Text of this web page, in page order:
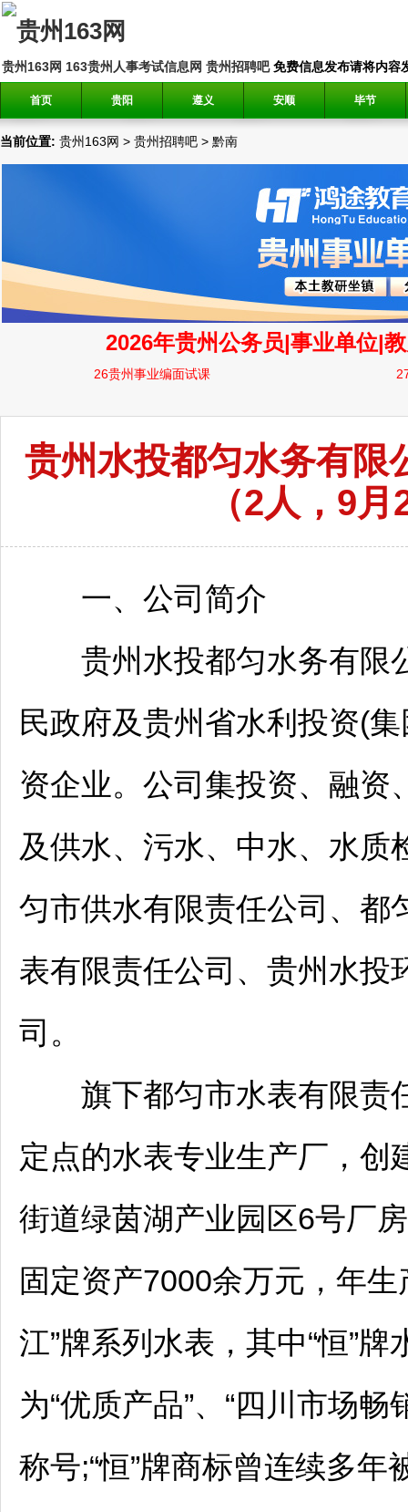
贵州163网 163贵州人事考试信息网 贵州招聘吧免费信息发布请将内容
首页 贵阳 遵义 安顺 毕节
当前位置: 贵州163网 > 贵州招聘吧 > 黔南
贵州水投都匀水务有限
（2人，9
一、公司简介
贵州水投都匀水务有限
民政府及贵州省水利投资(
资企业。公司集投资、融资
及供水、污水、中水、水质
匀市供水有限责任公司、 都
表有限责任公司、贵州水投
司。
旗下都匀市水表有限责
定点的水表专业生产厂，创
街道绿茵湖产业园区6号厂
固定资产7000余万元，年生
江”牌系列水表，其中“恒”
为“优质产品”、“四川市场
称号;“恒”牌商标曾连续多